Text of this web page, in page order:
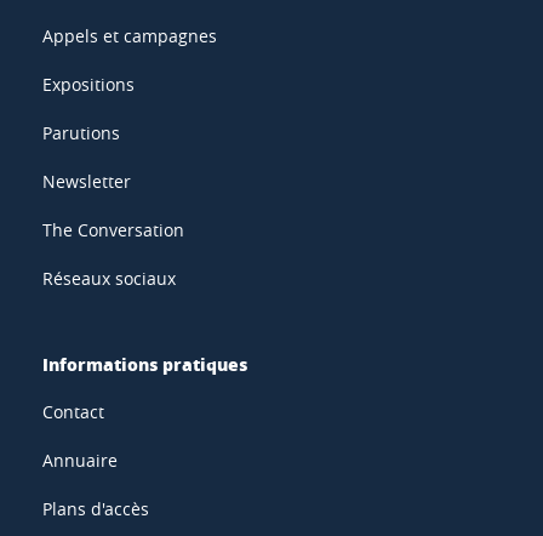
Appels et campagnes
Expositions
Parutions
Newsletter
The Conversation
Réseaux sociaux
Informations pratiques
Contact
Annuaire
Plans d'accès